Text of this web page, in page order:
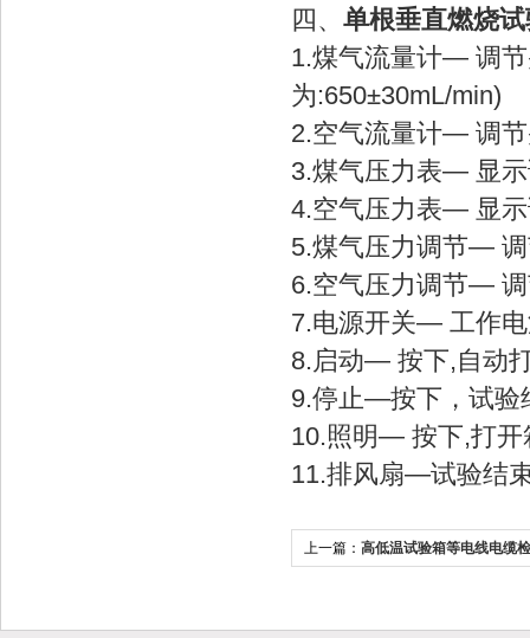
四、 单根垂直燃烧
1.煤气流量计— 调
为:650±30mL/min)
2.空气流量计— 调
3.煤气压力表— 显
4.空气压力表— 显
5.煤气压力调节—
6.空气压力调节—
7.电源开关— 工作
8.启动— 按下,自动
9.停止—按下，试验
10.照明— 按下,打开
11.排风扇—试验结
上一篇： 高低温试验箱等电线电缆